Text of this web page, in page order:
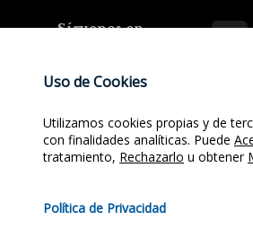
Síguenos en
Uso de Cookies
Utilizamos cookies propias y de
con finalidades analíticas. Puede
tratamiento, Rechazarlo u obtener
Política de Privacidad